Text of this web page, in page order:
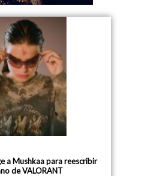
a Mushkaa para reescribir
de VALORANT